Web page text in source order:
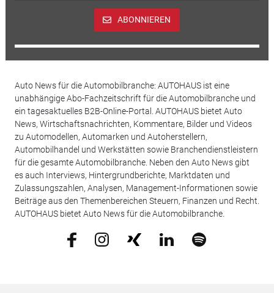
ABONNIEREN
Auto News für die Automobilbranche: AUTOHAUS ist eine
unabhängige Abo-Fachzeitschrift für die Automobilbranche und
ein tagesaktuelles B2B-Online-Portal. AUTOHAUS bietet Auto
News, Wirtschaftsnachrichten, Kommentare, Bilder und Videos
zu Automodellen, Automarken und Autoherstellern,
Automobilhandel und Werkstätten sowie Branchendienstleistern
für die gesamte Automobilbranche. Neben den Auto News gibt
es auch Interviews, Hintergrundberichte, Marktdaten und
Zulassungszahlen, Analysen, Management-Informationen sowie
Beiträge aus den Themenbereichen Steuern, Finanzen und Recht.
AUTOHAUS bietet Auto News für die Automobilbranche.